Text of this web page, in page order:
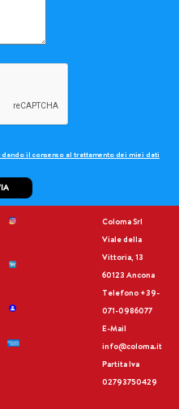
il consenso al trattamento dei miei dati
Coloma Srl
Viale della
Vittoria, 13
60123 Ancona
Telefono +39-
071-0986077
E-Mail
info@coloma.it
Partita Iva
02793750429